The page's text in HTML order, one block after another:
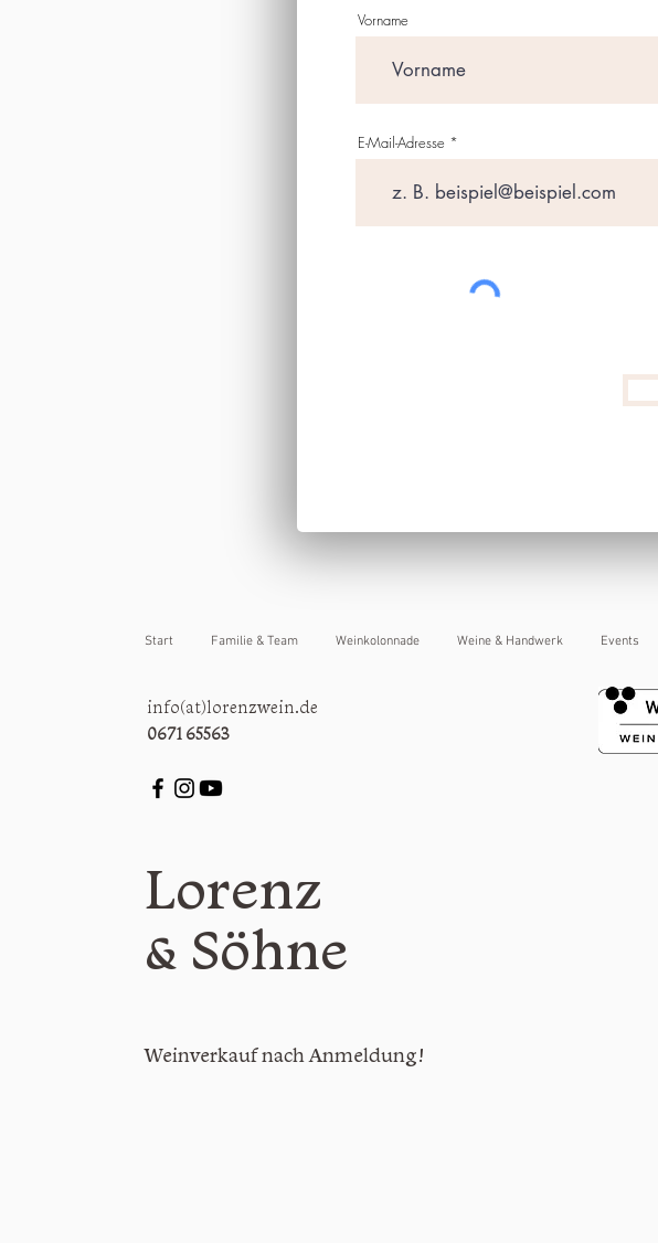
Start Familie & Team Weinkolonnade Weine & Handwerk Events
info(at)lorenzwein.de
0671 65563
Lorenz
& Söhne
Weinverkauf nach Anmeldung!
Vorname
E-Mail-Adresse